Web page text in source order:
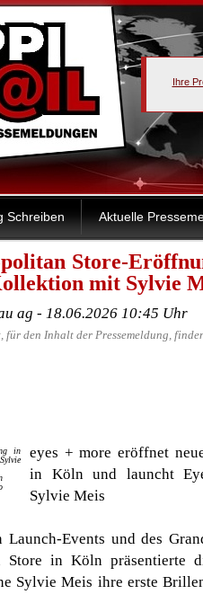
Ihre
Schreiben Aktuelle
Store-
mit Sylvie
ag - 18.06.2026 10:45 Uhr
den Inhalt der Pressemeldung,
eyes + more eröffnet
in Köln und launcht
Sylvie Meis
Events und des
Store in Köln präsentierte
Sylvie Meis ihre erste